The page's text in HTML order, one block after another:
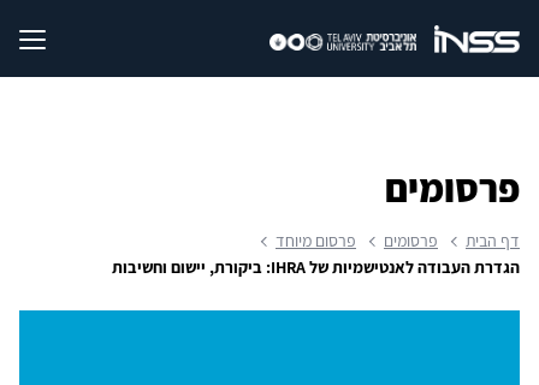
פרסומים
דף הבית פרסומים
פרסום מיוחד
הגדרת העבודה לאנטישמיות של IHRA: ביקורת, יישום וחשיבות